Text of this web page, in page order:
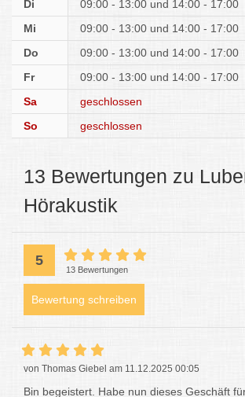
Di 09:00 - 13:00
14:00 - 17:00
Mi
09:00 - 13:00
14:00 - 17:00
Do
09:00 - 13:00
14:00 - 17:00
Fr
09:00 - 13:00
14:00 - 17:00
Sa
geschlossen
So
geschlossen
13 Bewertungen zu
Hörakustik
5
13 Bewertungen
Bewertung schreiben
von Thomas Giebel am 11.12.2025 00:05
Bin begeistert. Habe nun dieses Geschäft